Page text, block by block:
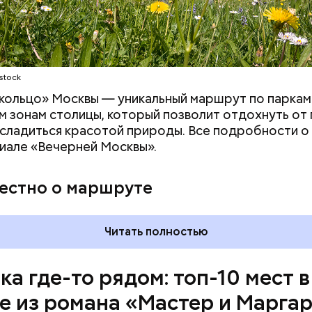
Москвы — уникальный маршрут по
зонам столицы, который позволит отдохнуть от
красотой природы. Все подробности
«Вечерней Москвы».
о маршруте
Читать полностью
где-то рядом: топ-10 мест в
из романа «Мастер и
момент квартира на Большой Садовой стала
В ней воссоздана атмосфера жизни и быта начала
вещей, которые имеют отношение к